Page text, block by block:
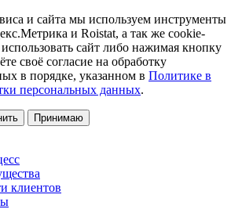
и сайта мы используем инструменты
и Roistat, а так же cookie-
сайт либо нажимая кнопку
своё согласие на обработку
в порядке, указанном в Политике в
персональных данных.
Принимаю
клиентов